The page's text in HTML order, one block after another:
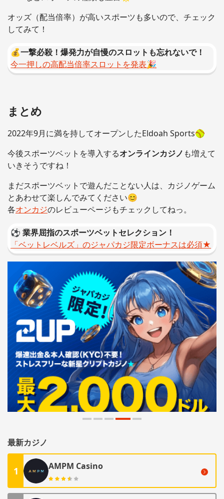
オッズ（配当倍率）が高いスポーツも多いので、チェック
してみて！
💰一撃必殺！爆発力が自慢のスロットも忘れないで！
今一押しの高配当倍率スロットを発表🎉
まとめ
2022年9月に満を持してオープンしたEldoah Sports🥎
今後スポーツベットを導入するオンラインカジノ も増えて
いきそうですね！
まだスポーツベットで遊んだことない人は、カジノゲーム
とあわせて楽しんでみてください😊
各オンカジのレビューページもチェックしてねっ。
⚽️ 業界屈指のスポーツベットセレクション！
「ベットレベルズ」のジャパカジ限定ボーナスは必須★
最新カジノ
1 AMPM Casino